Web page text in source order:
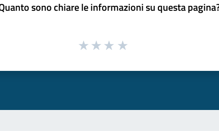
sono chiare le informazioni su questa